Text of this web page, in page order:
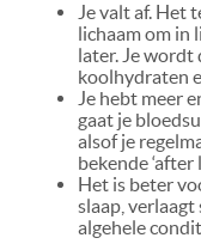
Je valt af. Het
lichaam om in
later. Je wordt
koolhydraten
Je hebt meer
gaat je
alsof je
bekende ‘after
Het is beter
slaap,
algehele